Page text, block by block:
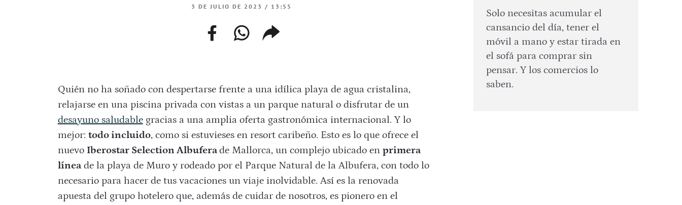
3 DE JULIO DE 2023 / 13:55
facebookwhatsapp
web
copiar
enlace
Quién no ha soñado con despertarse frente a una idílica playa de agua cristalina,
relajarse en una piscina privada con vistas a un parque natural o disfrutar de un
desayuno saludablegracias a una amplia oferta gastronómica internacional. Y lo
mejor: todo incluido, como si estuvieses en resort caribeño. Esto es lo que ofrece el
nuevo Iberostar Selection Albuferade Mallorca, un complejo ubicado en primera
líneade la playa de Muro y rodeado por el Parque Natural de la Albufera, con todo lo
necesario para hacer de tus vacaciones un viaje inolvidable. Así es la renovada
apuesta del grupo hotelero que, además de cuidar de nosotros, es pionero en el
Solo necesitas acumular el
cansancio del día, tener el
móvil a mano y estar tirada en
el sofá para comprar sin
pensar. Y los comercios lo
saben.